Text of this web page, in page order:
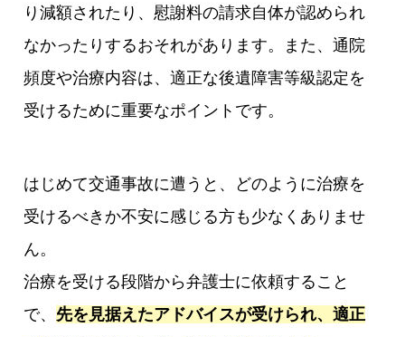
り減額されたり、慰謝料の請求自体が認められ
なかったりするおそれがあります。また、通院
頻度や治療内容は、適正な後遺障害等級認定を
受けるために重要なポイントです。
はじめて交通事故に遭うと、どのように治療を
受けるべきか不安に感じる方も少なくありませ
ん。
治療を受ける段階から弁護士に依頼すること
で、 先を見据えたアドバイスが受けられ、適正